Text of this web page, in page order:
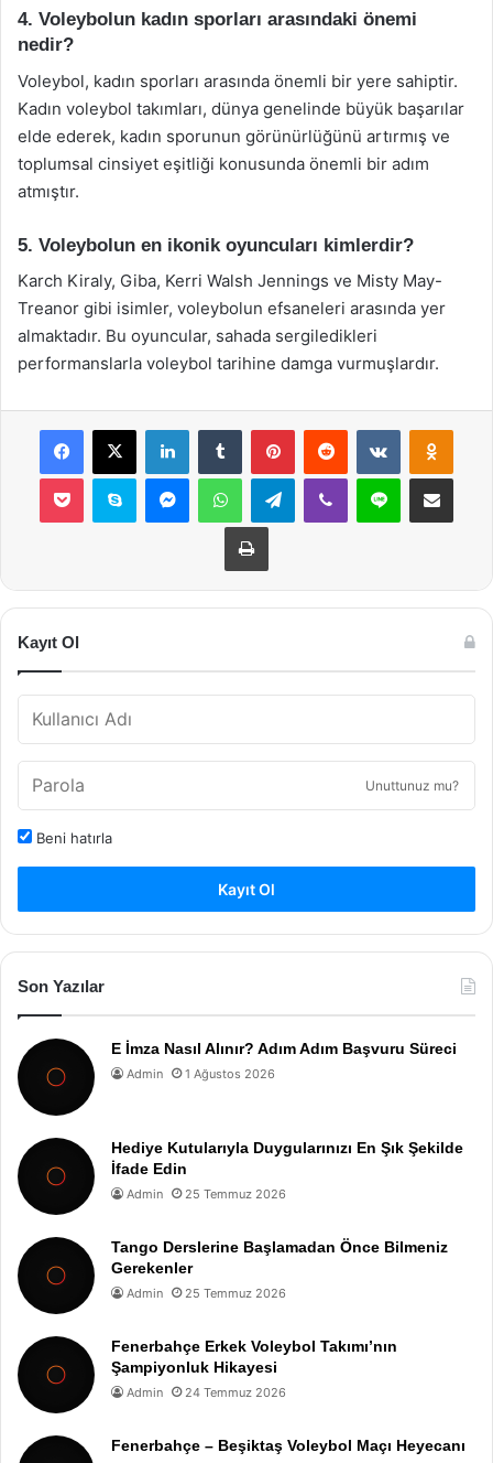
4. Voleybolun kadın sporları arasındaki önemi
nedir?
Voleybol, kadın sporları arasında önemli bir yere sahiptir.
Kadın voleybol takımları, dünya genelinde büyük başarılar
elde ederek, kadın sporunun görünürlüğünü artırmış ve
toplumsal cinsiyet eşitliği konusunda önemli bir adım
atmıştır.
5. Voleybolun en ikonik oyuncuları kimlerdir?
Karch Kiraly, Giba, Kerri Walsh Jennings ve Misty May-
Treanor gibi isimler, voleybolun efsaneleri arasında yer
almaktadır. Bu oyuncular, sahada sergiledikleri
performanslarla voleybol tarihine damga vurmuşlardır.
Facebook
X LinkedInTumblr PinterestReddit VKontakte
Pocket Skype MessengerWhatsAppTelegramViber Line E-Posta ile
Yazdır
Kayıt Ol
Unuttunuz mu?
Beni hatırla
Kayıt Ol
Son Yazılar
E İmza Nasıl Alınır? Adım Adım Başvuru Süreci
Admin 1 Ağustos 2026
Hediye Kutularıyla Duygularınızı En Şık Şekilde
İfade Edin
Admin 25 Temmuz 2026
Tango Derslerine Başlamadan Önce Bilmeniz
Gerekenler
Admin 25 Temmuz 2026
Fenerbahçe Erkek Voleybol Takımı’nın
Şampiyonluk Hikayesi
Admin 24 Temmuz 2026
Fenerbahçe – Beşiktaş Voleybol Maçı Heyecanı